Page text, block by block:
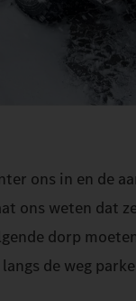
ons in en de
ons weten dat
dorp
de weg